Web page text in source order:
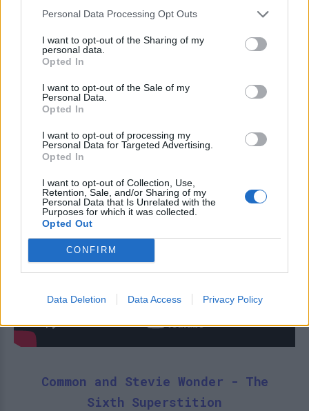
Personal Data Processing Opt Outs
I want to opt-out of the Sharing of my
personal data.
Opted In
I want to opt-out of the Sale of my
Personal Data.
Opted In
I want to opt-out of processing my
Personal Data for Targeted Advertising.
Opted In
I want to opt-out of Collection, Use,
Retention, Sale, and/or Sharing of my
Personal Data that Is Unrelated with the
Purposes for which it was collected.
Opted Out
CONFIRM
Data Deletion Data Access Privacy Policy
Anderson .Paak - Come Down
Common and Stevie Wonder - The
Sixth Superstition